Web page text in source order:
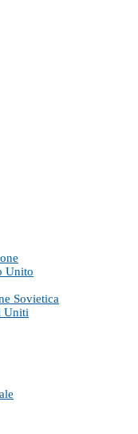
Unito
Sovietica
Uniti